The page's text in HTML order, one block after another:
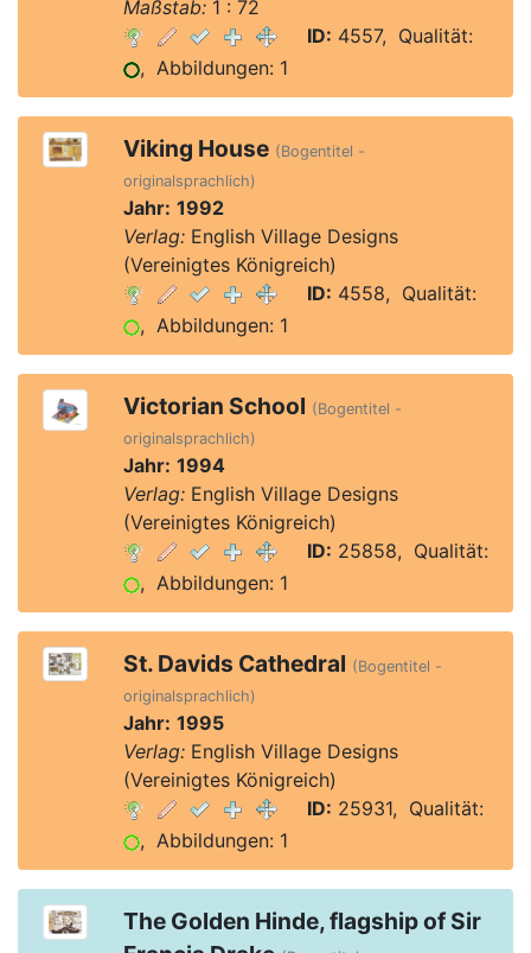
Maßstab:1 : 72
ID: 4557, Qualität:
, Abbildungen: 1
Viking House (Bogentitel -
originalsprachlich)
Jahr: 1992
Verlag:English Village Designs
(Vereinigtes Königreich)
ID: 4558, Qualität:
, Abbildungen: 1
Victorian School (Bogentitel -
originalsprachlich)
Jahr: 1994
Verlag:English Village Designs
(Vereinigtes Königreich)
ID: 25858, Qualität:
, Abbildungen: 1
St. Davids Cathedral (Bogentitel -
originalsprachlich)
Jahr: 1995
Verlag:English Village Designs
(Vereinigtes Königreich)
ID: 25931, Qualität:
, Abbildungen: 1
The Golden Hinde, flagship of Sir